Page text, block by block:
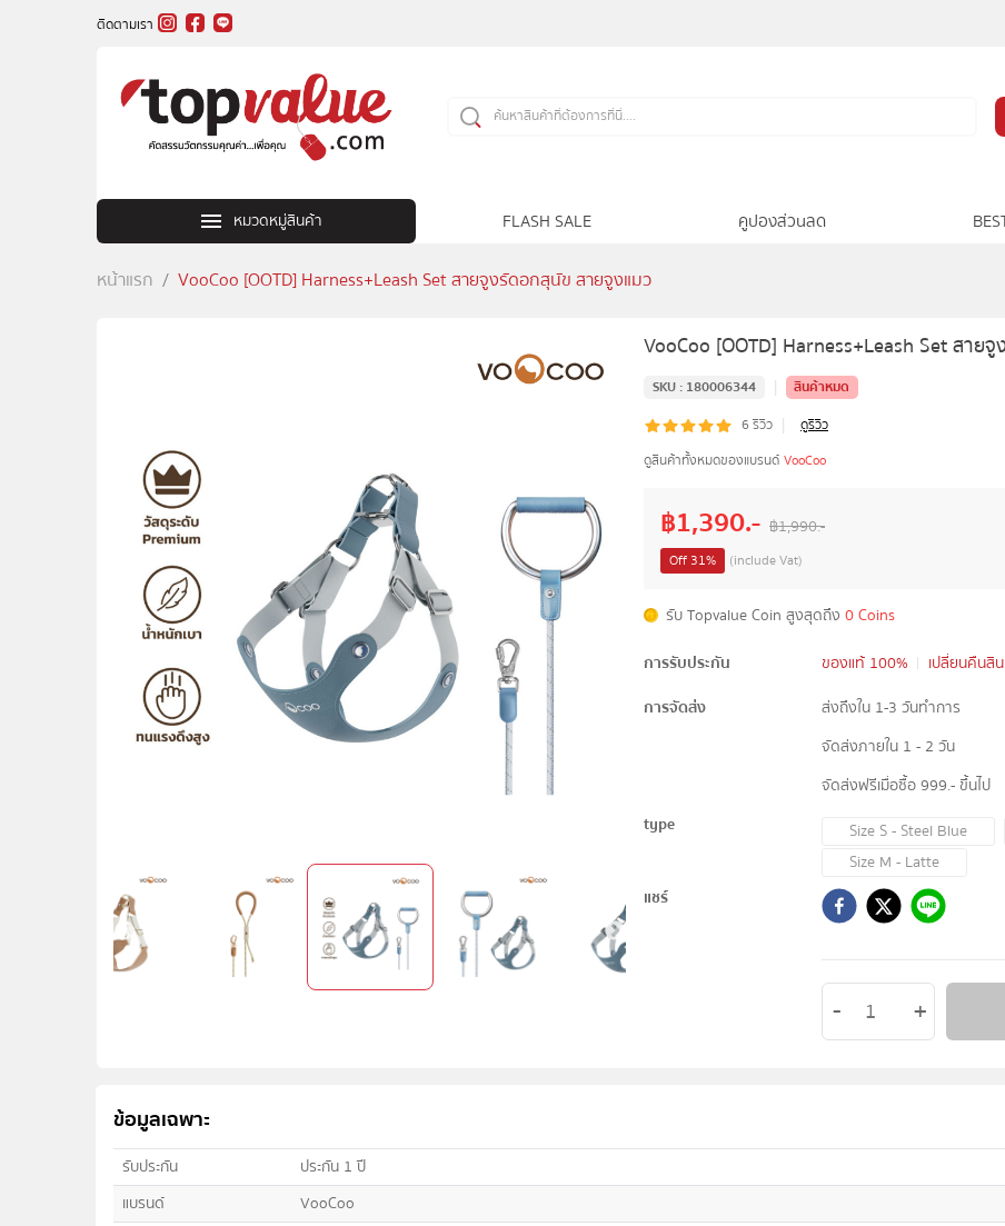
ติดตามเรา
หมวดหมู่สินค้า FLASH SALE คูปองส่วนลด
หน้าแรก VooCoo [OOTD] Harness+Leash Set สายจูงรัดอกสุนัข สายจูงแมว
VooCoo [OOTD] Harness+Leash Set สาย
SKU : 180006344 |
สินค้าหมด
6 รีวิว |
ดูรีวิว
ดูสินค้าทั้งหมดของแบรนด์ VooCoo
฿1,390.- ฿1,990.-
Off 31% (include Vat)
รับ Topvalue Coin สูงสุดถึง 0 Coins
การรับประกัน
ของแท้ 100% เปลี่ยนคืนสิ
การจัดส่ง
ส่งถึงใน 1-3 วันทำการ
จัดส่งภายใน 1 - 2 วัน
จัดส่งฟรีเมื่อซื้อ 999.- ขึ้นไป
type
Size S - Steel Blue
Size M - Latte
แชร์
ข้อมูลเฉพาะ
รับประกัน
ประกัน 1 ปี
แบรนด์
VooCoo